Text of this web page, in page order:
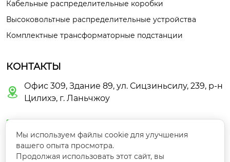
Кабельные распределительные коробки
Высоковольтные распределительные устройства
Комплектные трансформаторные подстанции
КОНТАКТЫ

Офис 309, Здание 89, ул. Сицзиньсилу, 239, р-н
Цилихэ, г. Ланьчжоу

 +86-18609446782
Мы используем файлы cookie для улучшения
вашего опыта просмотра.
Продолжая использовать этот сайт, вы